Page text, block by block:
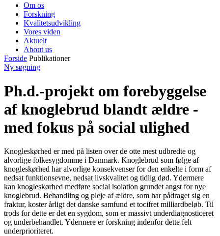
Om os
Forskning
Kvalitetsudvikling
Vores viden
Aktuelt
About us
Forside Publikationer
Ny søgning
Ph.d.-projekt om forebyggelse
af knoglebrud blandt ældre -
med fokus på social ulighed
Knogleskørhed er med på listen over de otte mest udbredte og
alvorlige folkesygdomme i Danmark. Knoglebrud som følge af
knogleskørhed har alvorlige konsekvenser for den enkelte i form af
nedsat funktionsevne, nedsat livskvalitet og tidlig død. Ydermere
kan knogleskørhed medføre social isolation grundet angst for nye
knoglebrud. Behandling og pleje af ældre, som har pådraget sig en
fraktur, koster årligt det danske samfund et tocifret milliardbeløb. Til
trods for dette er det en sygdom, som er massivt underdiagnosticeret
og underbehandlet. Ydermere er forskning indenfor dette felt
underprioriteret.